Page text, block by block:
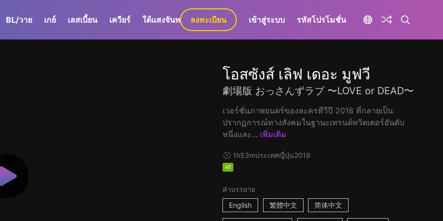
BL/วาย เกย์ เลสเบี้ยน เควียร์ ใต้แสงจันทร์ GaLa+
ลงทะเบียน เข้าสู่ระบบ รหัสโปรโมชั่น
โอสซังส์ เลิฟ เดอะ มูฟวี
劇場版 おっさんずラブ 〜LOVE or DEAD〜
เวอร์ชั่นภาพยนตร์ของละครทีวีปี 2018 ที่กลายเป็น
ปรากฏการณ์ทางสังคมในฐานะเทรนด์ทวิตเตอร์อันดับ
หนึ่งและ... เพิ่มเติม
1h53mประเทศญี่ปุ่น2019
ฟรี
คำบรรยาย
English
繁體中文 简体中文